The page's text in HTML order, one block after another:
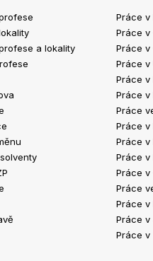
a lokality
Práce v
Práce v
Práce v
Práce v
Práce v
Práce v
Práce
Práce v
Práce v
Práce v
Práce v
Práce
Práce v
Práce v
Práce v